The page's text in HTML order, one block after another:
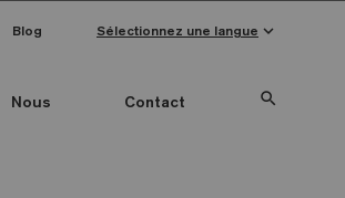
Nous Contact search
Blog Sélectionnez une langue keyboard_arrow_down